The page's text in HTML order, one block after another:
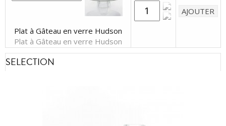
Plat à Gâteau en verre Hudson
Plat à Gâteau en verre Hudson
SELECTION